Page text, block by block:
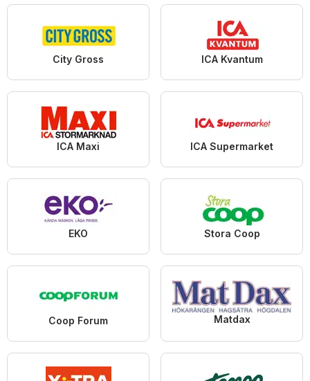
City Gross ICA Kvantum
ICA Maxi ICA Supermarket
EKO Stora Coop
Coop Forum Matdax